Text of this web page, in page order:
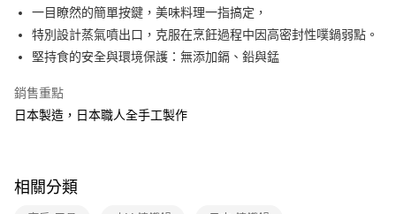
每筆NT$100，滿NT$999(含以上)免運費
付款後門市自取
一目瞭然的簡單按鍵，美味料理一指搞定，
特別設計蒸氣噴出口，克服在烹飪過程中因高密封性噗鍋弱點。
堅持食的安全與環境保護：無添加鎘、鉛與錳
銷售重點
日本製造，日本職人全手工製作
相關分類